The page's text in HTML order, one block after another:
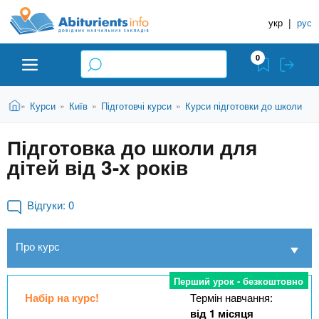
A
b
i
t
u
r
i
e
о
в
д
н
к
Н
в
ч
л
укр | рус
Абітурієнту
ЗВО (ВНЗ)
Приватні школи
0
В
т
у
т
Головна
» Курси » Київ » Підготовчі курси » Курси підготовки до школи
Підготовка до школи для
дітей від 3-х років
Відгуки: 0
Про курс
Перший урок - безкоштовно
Набір на курс! Термін навчання:
від 1 місяця